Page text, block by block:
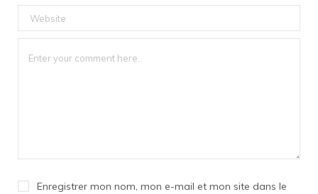
Enregistrer mon nom, mon e-mail et mon site dans le